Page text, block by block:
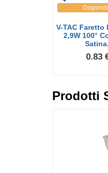
V-TAC Faretto
2,9W 100°
0.83
Prodotti